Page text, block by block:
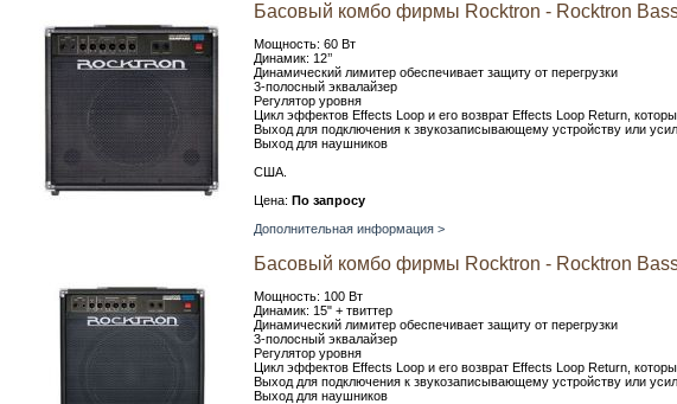
Басовый комбо фирмы Rocktron - Rocktron
Мощность: 60 Вт
Динамик: 12’’
Динамический лимитер обеспечивает защиту от перегрузки
3-полосный эквалайзер
Регулятор уровня
Цикл эффектов Effects Loop и его возврат Effects Loop Return,
Выход для подключения к звукозаписывающему устройству или
Выход для наушников
США.
Цена: По запросу
Дополнительная информация >
Басовый комбо фирмы Rocktron - Rocktron
Мощность: 100 Вт
Динамик: 15" + твиттер
Динамический лимитер обеспечивает защиту от перегрузки
3-полосный эквалайзер
Регулятор уровня
Цикл эффектов Effects Loop и его возврат Effects Loop Return,
Выход для подключения к звукозаписывающему устройству или
Выход для наушников